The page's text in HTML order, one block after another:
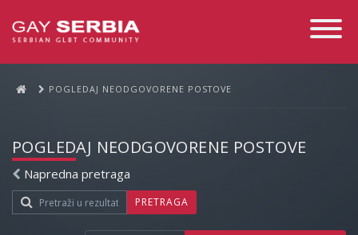
Toggle
POGLEDAJ NEODGOVORENE POSTOVE
POGLEDAJ NEODGOVORENE POSTOVE
Napredna pretraga
PRETRAGA